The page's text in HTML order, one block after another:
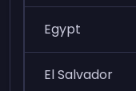
Egypt
El Salvador